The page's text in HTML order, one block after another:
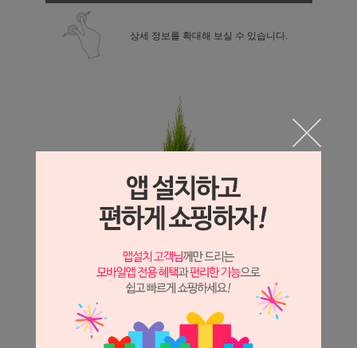
상세 정보를 확대해 보실 수 있습니다.